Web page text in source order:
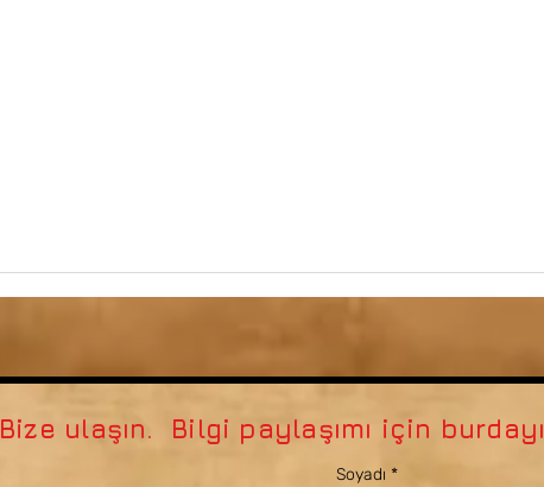
Bize ulaşın. Bilgi paylaşımı için
Soyadı *